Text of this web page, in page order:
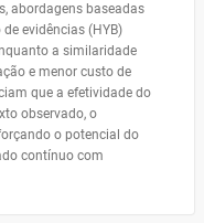
abordagens baseadas
evidências (HYB)
a similaridade
e menor custo de
que a efetividade do
observado, o
o potencial do
contínuo com